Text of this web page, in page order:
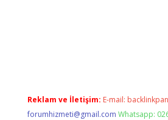
Reklam ve İletişim: E-mail:
forumhizmeti@gmail.com Whatsapp: